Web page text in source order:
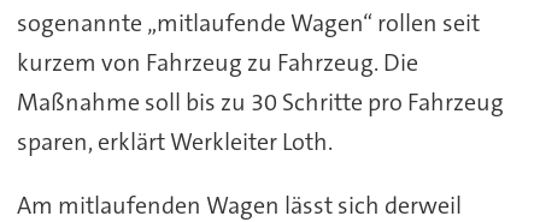
sogenannte „mitlaufende Wagen“ rollen seit
kurzem von Fahrzeug zu Fahrzeug. Die
Maßnahme soll bis zu 30 Schritte pro Fahrzeug
sparen, erklärt Werkleiter Loth.
Am mitlaufenden Wagen lässt sich derweil